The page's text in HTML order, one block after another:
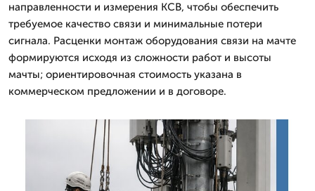
направленности и измерения КСВ, чтобы обеспечить
требуемое качество связи и минимальные потери
сигнала. Расценки монтаж оборудования связи на мачте
формируются исходя из сложности работ и высоты
мачты; ориентировочная стоимость указана в
коммерческом предложении и в договоре.